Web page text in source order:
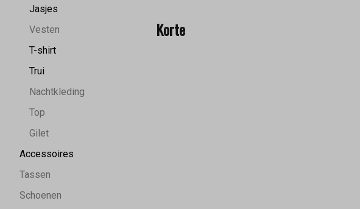
Jasjes
Vesten
T-shirt
Trui
Nachtkleding
Top
Gilet
Accessoires
Tassen
Schoenen
Korte